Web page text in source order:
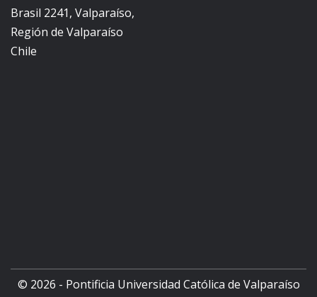
Brasil 2241, Valparaíso,
Región de Valparaíso
Chile
© 2026 - Pontificia Universidad Católica de Valparaíso